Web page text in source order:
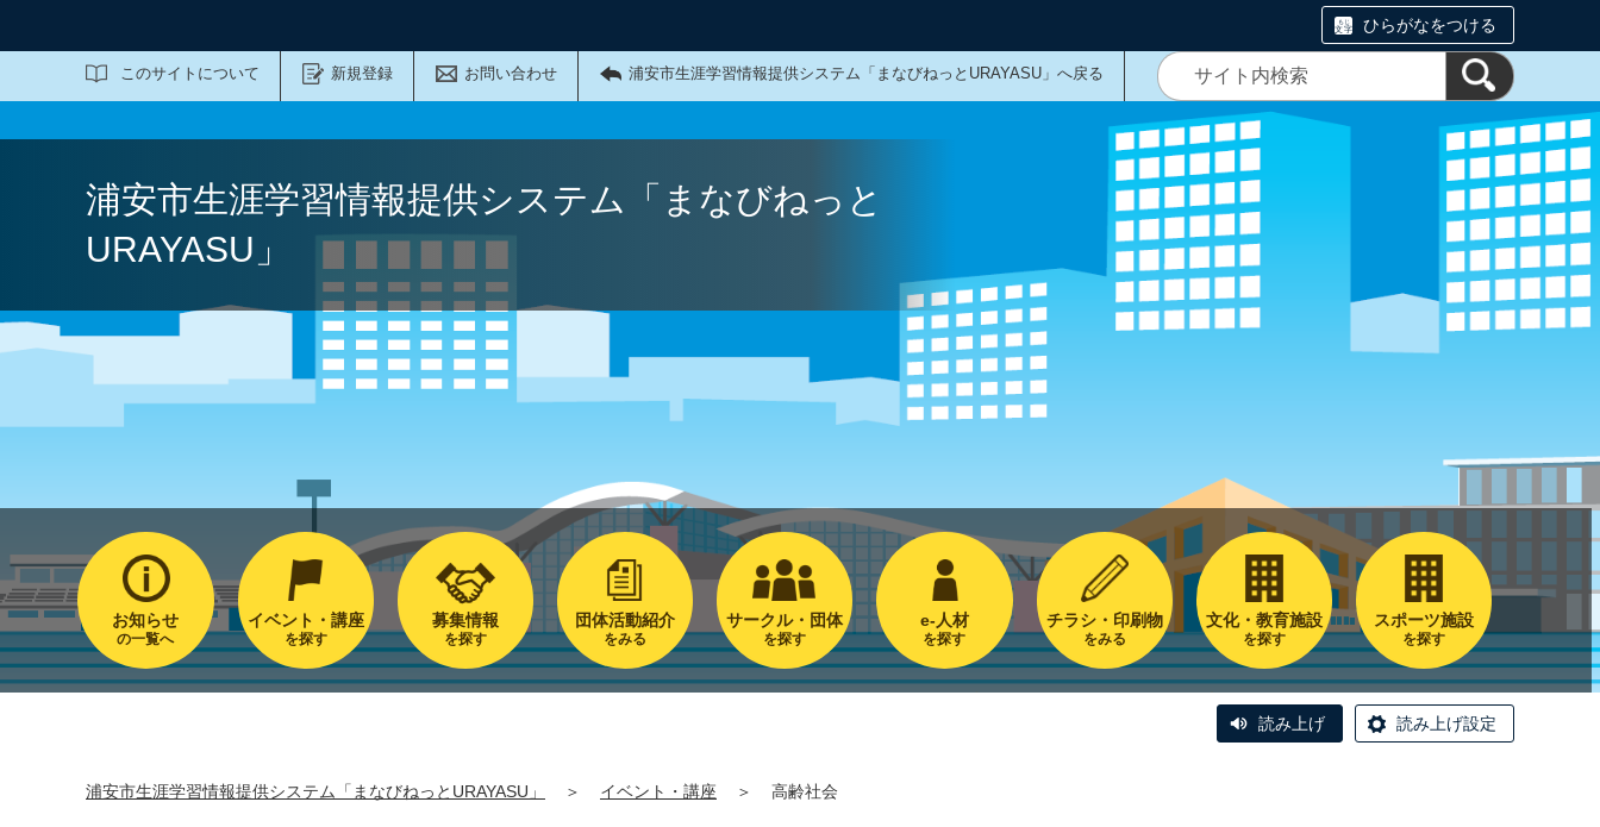
ひらがなをつける
このサイトについて 新規登録 お問い合わせ 浦安市生涯学習情報提供システム「まなびねっとURAYASU」へ戻る
サイト内検索
浦安市生涯学習情報提供システム「まなびねっと
URAYASU」
お知らせ
の一覧へ
イベント・講座
を探す
募集情報
を探す
団体活動紹介
をみる
サークル・団体
を探す
e-人材
を探す
チラシ・印刷物
をみる
文化・教育施設
を探す
スポーツ施設
を探す
読み上げ 読み上げ設定
浦安市生涯学習情報提供システム「まなびねっとURAYASU」 ＞ イベント・講座 ＞ 高齢社会